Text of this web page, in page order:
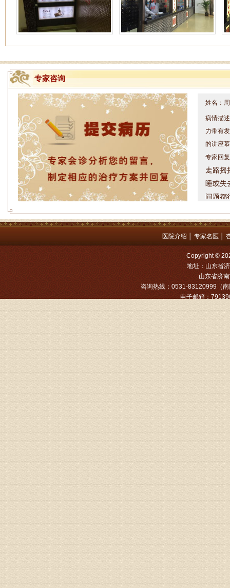
专家咨询
病情描
力带有
的讲座
专家回
走路摇
睡或失
问题都
方案，
是：
姓名：
病情描
专家回
姓名：
专家回
姓名：
病情描
由于你
来院就
姓名：
病情描
专家回
专家回
液，同
外用、
姓名：
医院介绍 专家名医
Copyright ©
地址：山东省
山东省济南
咨询热线：0531-83120999（
电子邮箱：